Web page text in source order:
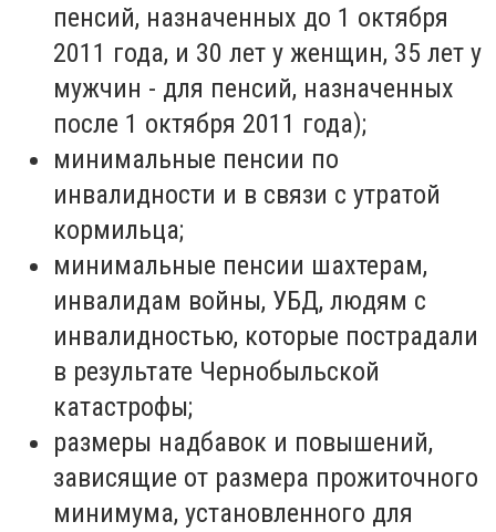
пенсий, назначенных до 1 октября
2011 года, и 30 лет у женщин, 35 лет у
мужчин - для пенсий, назначенных
после 1 октября 2011 года);
минимальные пенсии по
инвалидности и в связи с утратой
кормильца;
минимальные пенсии шахтерам,
инвалидам войны, УБД, людям с
инвалидностью, которые пострадали
в результате Чернобыльской
катастрофы;
размеры надбавок и повышений,
зависящие от размера прожиточного
минимума, установленного для